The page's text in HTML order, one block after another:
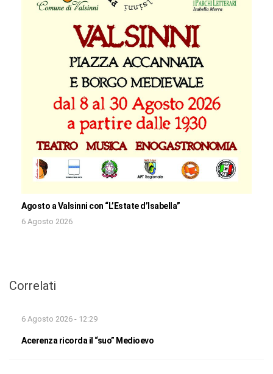
Agosto a Valsinni con “L’Estate d’Isabella”
6 Agosto 2026
Correlati
6 Agosto 2026 - 12:29
Acerenza ricorda il “suo” Medioevo